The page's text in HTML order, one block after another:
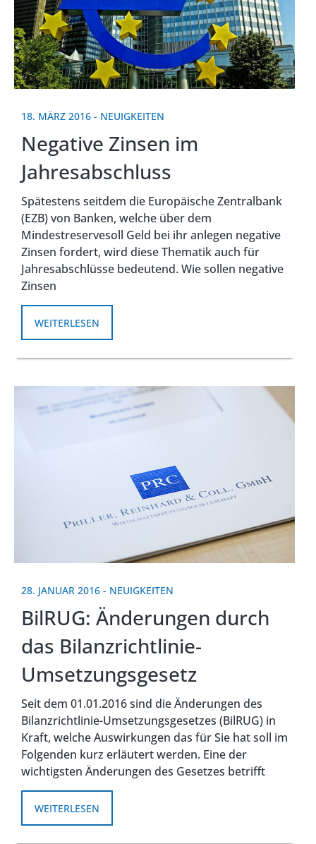
18. MÄRZ 2016 - NEUIGKEITEN
Negative Zinsen im
Jahresabschluss
Spätestens seitdem die Europäische Zentralbank
(EZB) von Banken, welche über dem
Mindestreservesoll Geld bei ihr anlegen negative
Zinsen fordert, wird diese Thematik auch für
Jahresabschlüsse bedeutend. Wie sollen negative
Zinsen
WEITERLESEN
28. JANUAR 2016 - NEUIGKEITEN
BilRUG: Änderungen durch
das Bilanzrichtlinie-
Umsetzungsgesetz
Seit dem 01.01.2016 sind die Änderungen des
Bilanzrichtlinie-Umsetzungsgesetzes (BilRUG) in
Kraft, welche Auswirkungen das für Sie hat soll im
Folgenden kurz erläutert werden. Eine der
wichtigsten Änderungen des Gesetzes betrifft
WEITERLESEN